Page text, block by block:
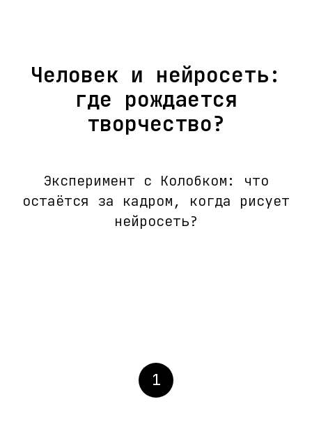
Человек и нейросеть:
где рождается
творчество?
Эксперимент с Колобком: что
остаётся за кадром, когда рисует
нейросеть?
1